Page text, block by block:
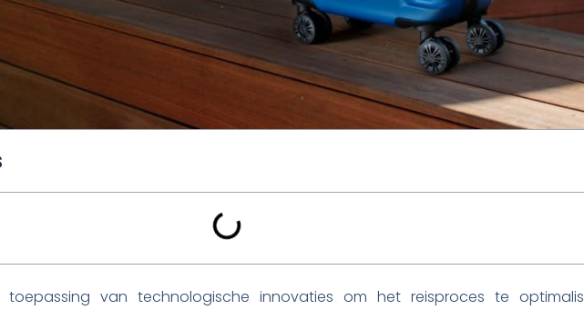
toepassing van technologische innovaties om het reisproces te